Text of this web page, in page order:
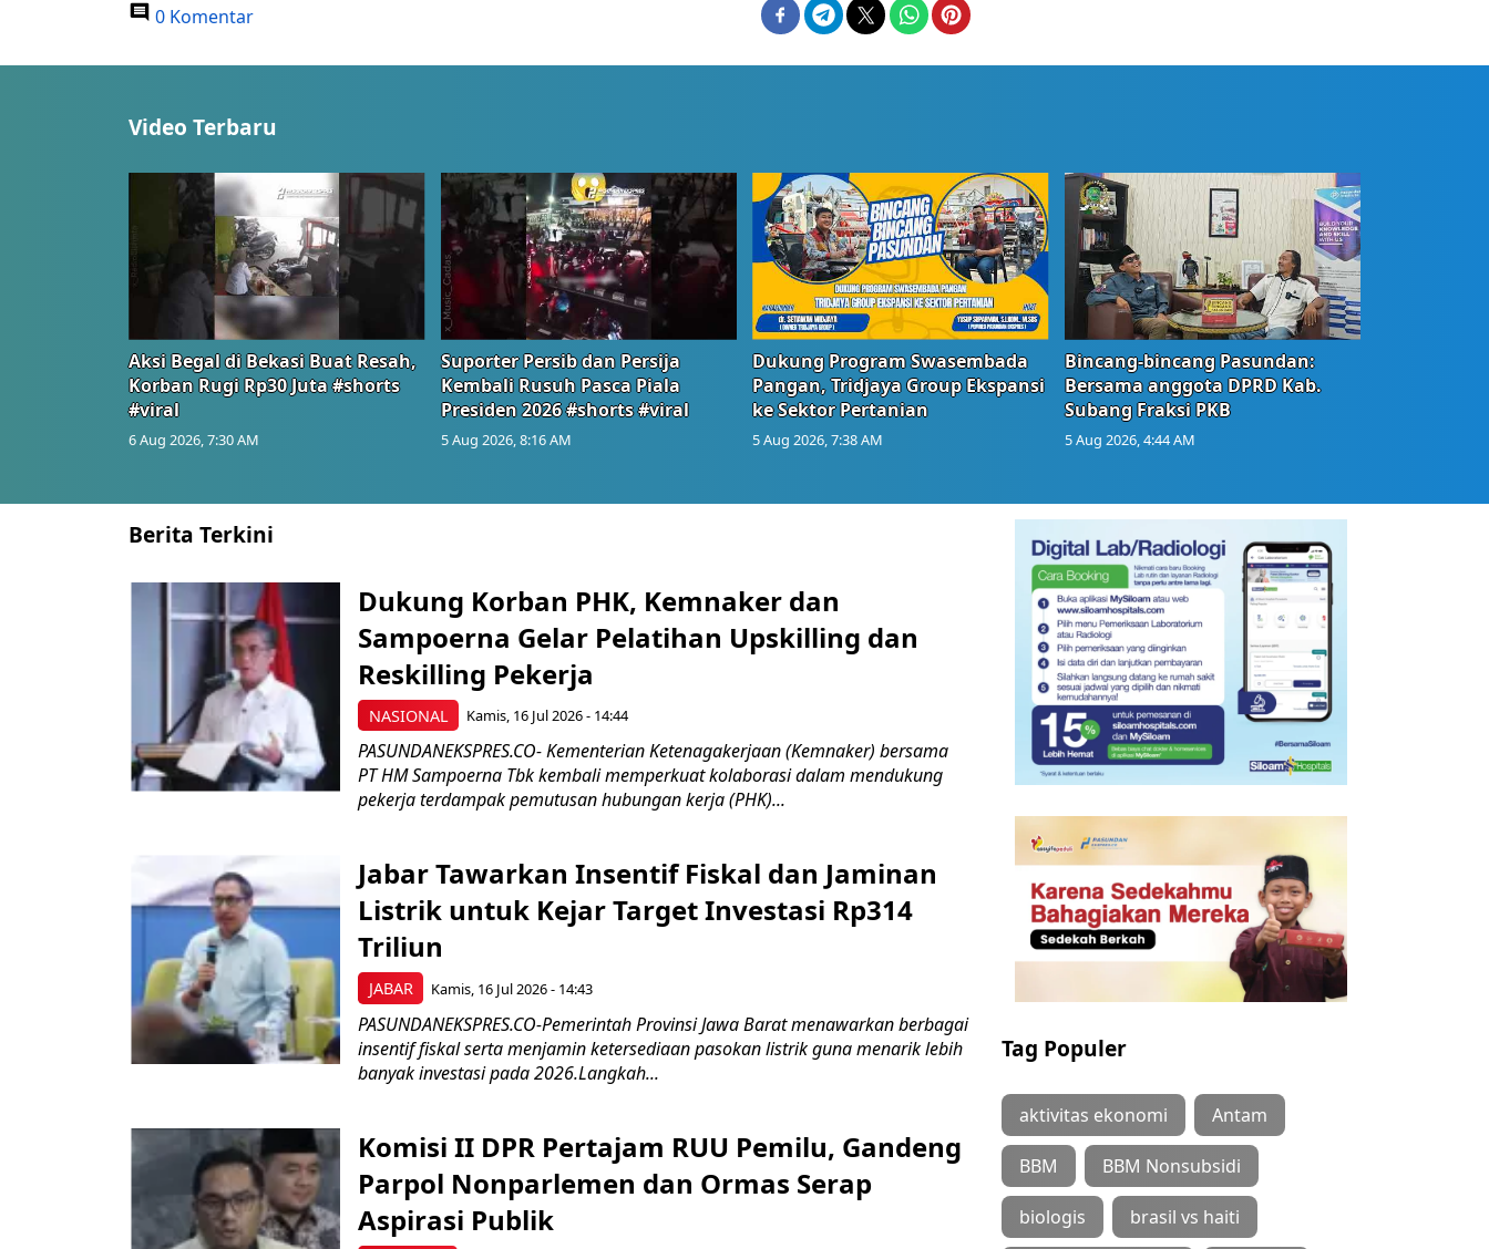
0 Komentar
Video Terbaru
Aksi Begal di Bekasi Buat Resah,
Korban Rugi Rp30 Juta #shorts
#viral
6 Aug 2026, 7:30 AM
Suporter Persib dan Persija
Kembali Rusuh Pasca Piala
Presiden 2026 #shorts #viral
5 Aug 2026, 8:16 AM
Dukung Program Swasembada
Pangan, Tridjaya Group Ekspansi
ke Sektor Pertanian
5 Aug 2026, 7:38 AM
Bincang-bincang Pasundan:
Bersama anggota DPRD Kab.
Subang Fraksi PKB
5 Aug 2026, 4:44 AM
Berita Terkini
NASIONAL
Dukung Korban PHK, Kemnaker dan
Sampoerna Gelar Pelatihan Upskilling dan
Reskilling Pekerja
Kamis, 16 Jul 2026 - 14:44
PASUNDANEKSPRES.CO- Kementerian Ketenagakerjaan (Kemnaker) bersama
PT HM Sampoerna Tbk kembali memperkuat kolaborasi dalam mendukung
pekerja terdampak pemutusan hubungan kerja (PHK)...
JABAR
Jabar Tawarkan Insentif Fiskal dan Jaminan
Listrik untuk Kejar Target Investasi Rp314
Triliun
Kamis, 16 Jul 2026 - 14:43
PASUNDANEKSPRES.CO-Pemerintah Provinsi Jawa Barat menawarkan berbagai
insentif fiskal serta menjamin ketersediaan pasokan listrik guna menarik lebih
banyak investasi pada 2026.Langkah...
Komisi II DPR Pertajam RUU Pemilu, Gandeng
Parpol Nonparlemen dan Ormas Serap
Aspirasi Publik
Tag Populer
aktivitas ekonomi Antam
BBM BBM Nonsubsidi
biologis brasil vs haiti